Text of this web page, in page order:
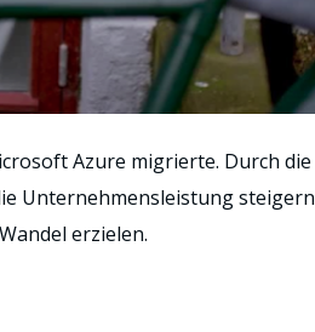
Azure migrierte. Durch die
Unternehmensleistung steigern
erzielen.